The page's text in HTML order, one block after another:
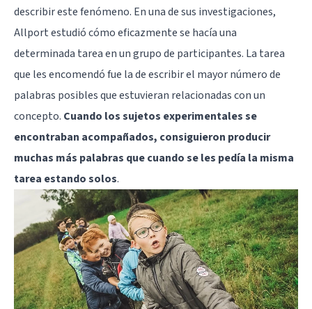
describir este fenómeno. En una de sus investigaciones,
Allport estudió cómo eficazmente se hacía una
determinada tarea en un grupo de participantes. La tarea
que les encomendó fue la de escribir el mayor número de
palabras posibles que estuvieran relacionadas con un
concepto. Cuando los sujetos experimentales se
encontraban acompañados, consiguieron producir
muchas más palabras que cuando se les pedía la misma
tarea estando solos.